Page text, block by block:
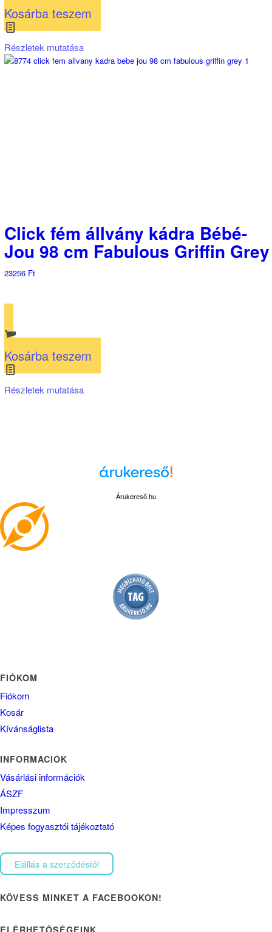
Kosárba teszem
Részletek mutatása
Click fém állvány kádra Bébé-
Jou 98 cm Fabulous Griffin Grey
23256 Ft
Kosárba teszem
Részletek mutatása
Árukereső.hu
FIÓKOM
Fiókom
Kosár
Kívánságlista
INFORMÁCIÓK
Vásárlási információk
ÁSZF
Impresszum
Képes fogyasztói tájékoztató
Elállás a szerződéstől
KÖVESS MINKET A FACEBOOKON!